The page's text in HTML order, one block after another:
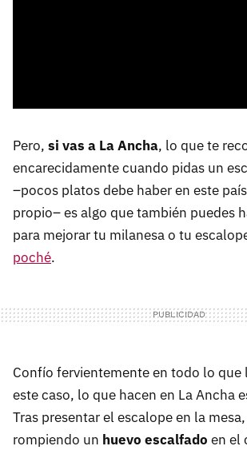
Pero, si vas a La Ancha, lo que te
encarecidamente cuando pidas un
–pocos platos debe haber en este
propio– es algo que también puedes
para mejorar tu milanesa o tu
poché.
Confío fervientemente en todo lo que
este caso, lo que hacen en La Ancha
Tras presentar el escalope en la
rompiendo un huevo escalfado en el